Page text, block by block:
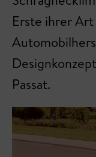
Erste ihrer
Passat.